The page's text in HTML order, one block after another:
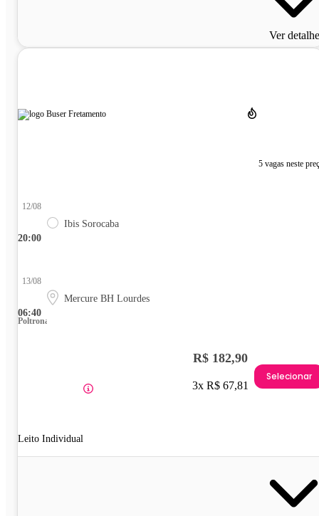
Ver
5 vagas neste
20:00
12/08
Ibis Sorocaba
06:40
13/08
Mercure BH Lourdes
Poltrona
Leito Individual
R$ 182,90
3x R$ 67,81
Selecionar